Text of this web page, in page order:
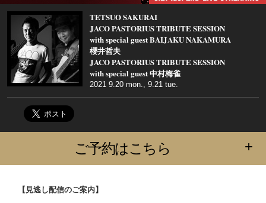
TETSUO SAKURAI
JACO PASTORIUS TRIBUTE SESSION
with special guest BAIJAKU NAKAMURA
櫻井哲夫
JACO PASTORIUS TRIBUTE SESSION
with special guest 中村梅雀
2021 9.20 mon., 9.21 tue.
ご予約はこちら +
【見逃し配信のご案内】